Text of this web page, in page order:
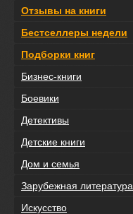
Отзывы на книги
Бестселлеры недели
Подборки книг
Бизнес-книги
Боевики
Детективы
Детские книги
Дом и семья
Зарубежная литература
Искусство